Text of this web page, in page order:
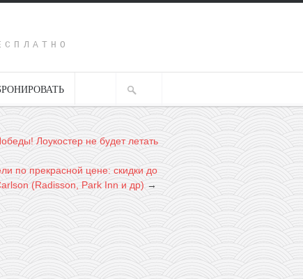
Лоукостер не будет летать
по прекрасной цене: скидки до
(Radisson, Park Inn и др) →